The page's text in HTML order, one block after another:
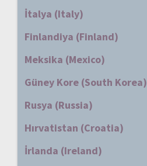
İtalya (Italy)
Finlandiya (Finland)
Meksika (Mexico)
Güney Kore (South Korea)
Rusya (Russia)
Hırvatistan (Croatia)
İrlanda (Ireland)